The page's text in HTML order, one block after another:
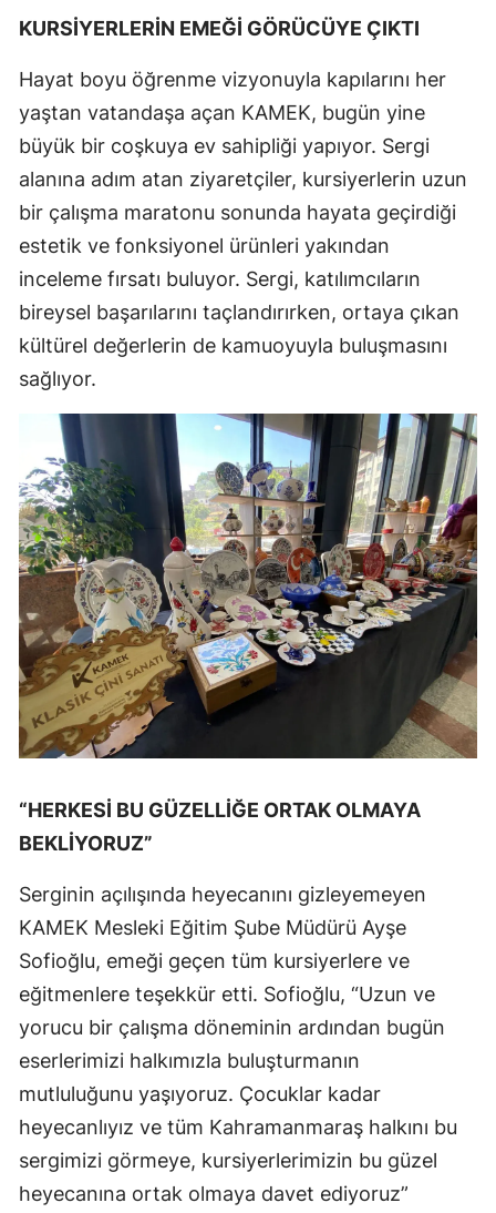
KURSİYERLERİN EMEĞİ GÖRÜCÜYE ÇIKTI
Hayat boyu öğrenme vizyonuyla kapılarını her
yaştan vatandaşa açan KAMEK, bugün yine
büyük bir coşkuya ev sahipliği yapıyor. Sergi
alanına adım atan ziyaretçiler, kursiyerlerin uzun
bir çalışma maratonu sonunda hayata geçirdiği
estetik ve fonksiyonel ürünleri yakından
inceleme fırsatı buluyor. Sergi, katılımcıların
bireysel başarılarını taçlandırırken, ortaya çıkan
kültürel değerlerin de kamuoyuyla buluşmasını
sağlıyor.
“HERKESİ BU GÜZELLİĞE ORTAK OLMAYA
BEKLİYORUZ”
Serginin açılışında heyecanını gizleyemeyen
KAMEK Mesleki Eğitim Şube Müdürü Ayşe
Sofioğlu, emeği geçen tüm kursiyerlere ve
eğitmenlere teşekkür etti. Sofioğlu, “Uzun ve
yorucu bir çalışma döneminin ardından bugün
eserlerimizi halkımızla buluşturmanın
mutluluğunu yaşıyoruz. Çocuklar kadar
heyecanlıyız ve tüm Kahramanmaraş halkını bu
sergimizi görmeye, kursiyerlerimizin bu güzel
heyecanına ortak olmaya davet ediyoruz”